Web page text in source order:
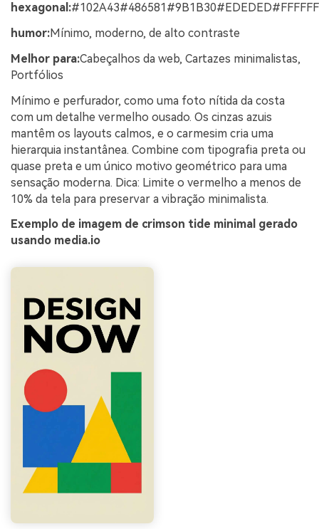
hexagonal:#102A43#486581#9B1B30#EDEDED#FFFFFF
humor:Mínimo, moderno, de alto contraste
Melhor para:Cabeçalhos da web, Cartazes minimalistas,
Portfólios
Mínimo e perfurador, como uma foto nítida da costa
com um detalhe vermelho ousado. Os cinzas azuis
mantêm os layouts calmos, e o carmesim cria uma
hierarquia instantânea. Combine com tipografia preta ou
quase preta e um único motivo geométrico para uma
sensação moderna. Dica: Limite o vermelho a menos de
10% da tela para preservar a vibração minimalista.
Exemplo de imagem de crimson tide minimal gerado
usando media.io